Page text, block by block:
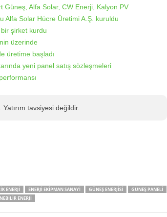
Güneş, Alfa Solar, CW Enerji, Kalyon PV
Alfa Solar Hücre Üretimi A.Ş. kuruldu
şirket kurdu
üzerinde
üretime başladı
yeni panel satış sözleşmeleri
tavsiyesi değildir.
ENERJI ENERJI EKIPMAN SANAYI GÜNEŞ ENERJISI
GÜNEŞ PANELI
ENERJI